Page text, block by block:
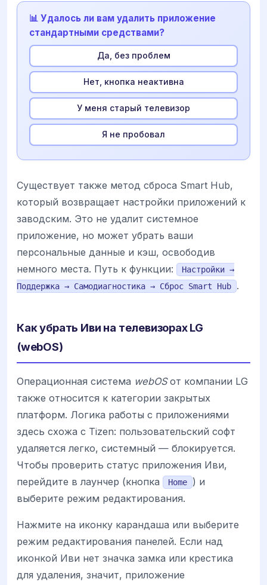
📊 Удалось ли вам удалить приложение
стандартными средствами?
Да, без проблем
Нет, кнопка неактивна
У меня старый телевизор
Я не пробовал
Существует также метод сброса Smart Hub,
который возвращает настройки приложений к
заводским. Это не удалит системное
приложение, но может убрать ваши
персональные данные и кэш, освободив
немного места. Путь к функции:
Настройки →
Поддержка → Самодиагностика → Сброс Smart Hub
.
Как убрать Иви на телевизорах LG
(webOS)
Операционная система webOSот компании LG
также относится к категории закрытых
платформ. Логика работы с приложениями
здесь схожа с Tizen: пользовательский софт
удаляется легко, системный — блокируется.
Чтобы проверить статус приложения Иви,
перейдите в лаунчер (кнопка
Home
) и
выберите режим редактирования.
Нажмите на иконку карандаша или выберите
режим редактирования панелей. Если над
иконкой Иви нет значка замка или крестика
для удаления, значит, приложение